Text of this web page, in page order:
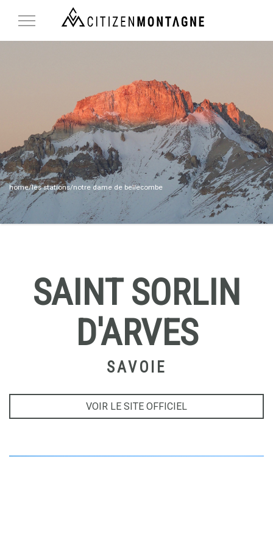
Toggle
home/les stations/notre dame de bellecombe
SAINT SORLIN
D'ARVES
SAVOIE
VOIR LE SITE OFFICIEL